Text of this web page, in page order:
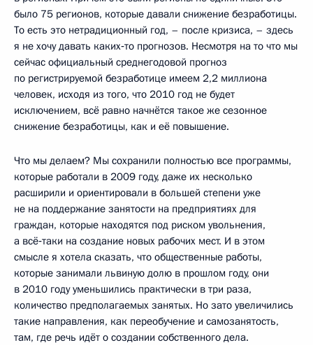
было 75 регионов, которые давали снижение безработицы.
То есть это нетрадиционный год, – после кризиса, – здесь
я не хочу давать каких‑то прогнозов. Несмотря на то что мы
сейчас официальный среднегодовой прогноз
по регистрируемой безработице имеем 2,2 миллиона
человек, исходя из того, что 2010 год не будет
исключением, всё равно начнётся такое же сезонное
снижение безработицы, как и её повышение.
Что мы делаем? Мы сохранили полностью все программы,
которые работали в 2009 году, даже их несколько
расширили и ориентировали в большей степени уже
не на поддержание занятости на предприятиях для
граждан, которые находятся под риском увольнения,
а всё‑таки на создание новых рабочих мест. И в этом
смысле я хотела сказать, что общественные работы,
которые занимали львиную долю в прошлом году, они
в 2010 году уменьшились практически в три раза,
количество предполагаемых занятых. Но зато увеличились
такие направления, как переобучение и самозанятость,
там, где речь идёт о создании собственного дела.